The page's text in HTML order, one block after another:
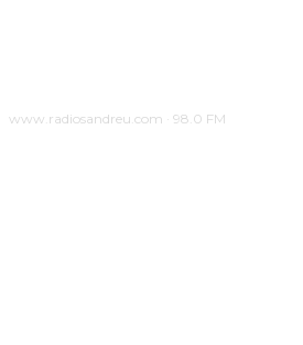
www.radiosandreu.com · 98.0 FM